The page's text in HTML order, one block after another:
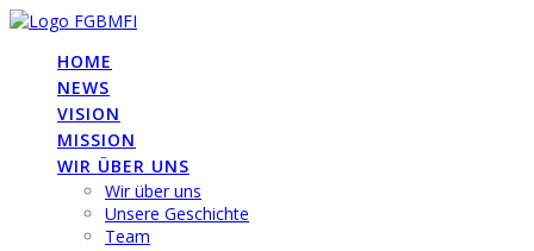
Skip
contentHOME
NEWS
VISION
MISSION
WIR ÜBER UNS
Wir über uns
Unsere Geschichte
Team